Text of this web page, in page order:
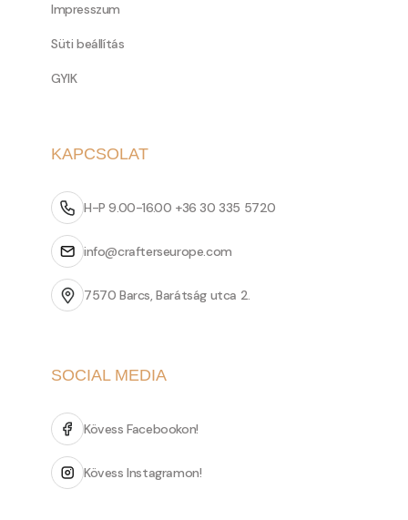
Impresszum
Süti beállítás
GYIK
KAPCSOLAT
H-P 9.00-16.00 +36 30 335 5720
info@crafterseurope.com
7570 Barcs, Barátság utca 2.
SOCIAL MEDIA
Kövess Facebookon!
Kövess Instagramon!